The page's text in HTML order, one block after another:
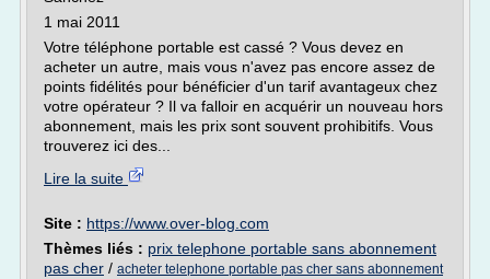
1 mai 2011
Votre téléphone portable est cassé ? Vous devez en
acheter un autre, mais vous n'avez pas encore assez de
points fidélités pour bénéficier d'un tarif avantageux chez
votre opérateur ? Il va falloir en acquérir un nouveau hors
abonnement, mais les prix sont souvent prohibitifs. Vous
trouverez ici des...
Lire la suite
Site : https://www.over-blog.com
Thèmes liés : prix telephone portable sans abonnement
pas cher / acheter telephone portable pas cher sans abonnement